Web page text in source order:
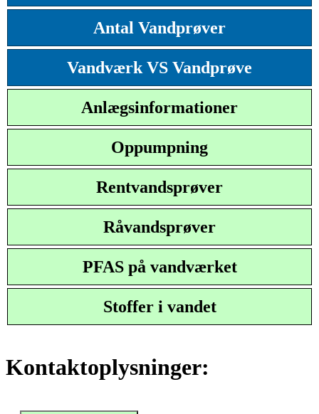
Antal Vandprøver
Vandværk VS Vandprøve
Anlægsinformationer
Oppumpning
Rentvandsprøver
Råvandsprøver
PFAS på vandværket
Stoffer i vandet
Kontaktoplysninger: